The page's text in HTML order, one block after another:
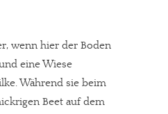
wenn hier der Boden
eine Wiese
Während sie beim
Beet auf dem